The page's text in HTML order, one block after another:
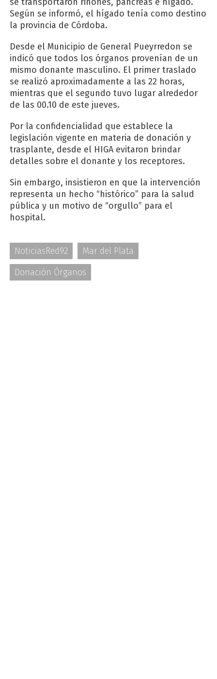
Según se informó, el hígado tenía como destino
la provincia de Córdoba.
Desde el Municipio de General Pueyrredon se
indicó que todos los órganos provenían de un
mismo donante masculino. El primer traslado
se realizó aproximadamente a las 22 horas,
mientras que el segundo tuvo lugar alrededor
de las 00.10 de este jueves.
Por la confidencialidad que establece la
legislación vigente en materia de donación y
trasplante, desde el HIGA evitaron brindar
detalles sobre el donante y los receptores.
Sin embargo, insistieron en que la intervención
representa un hecho “histórico” para la salud
pública y un motivo de “orgullo” para el
hospital.
NoticiasRed92
Mar del Plata
Donación Órganos